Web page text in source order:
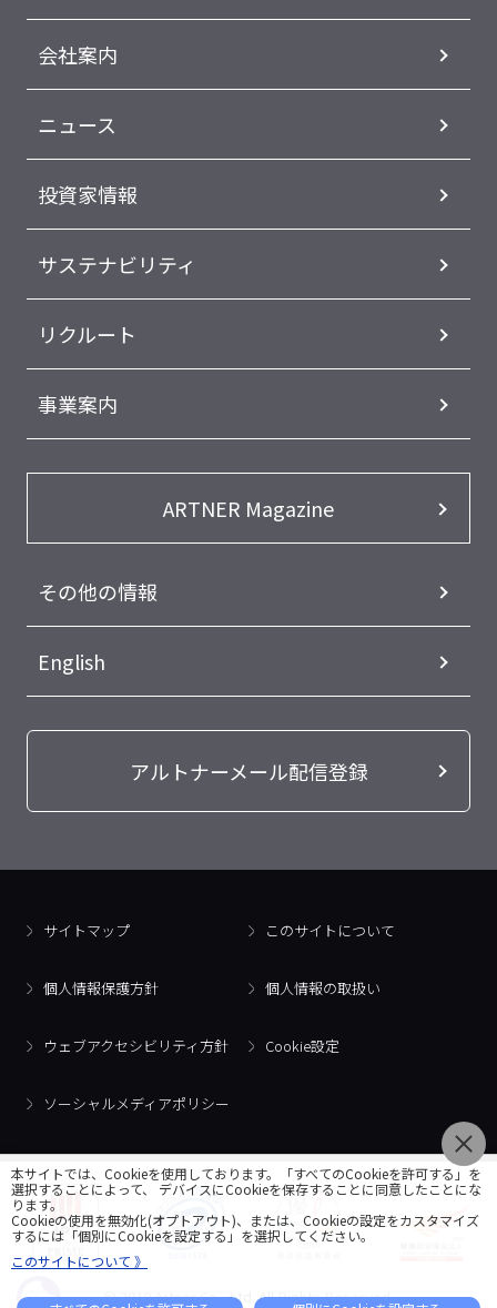
会社案内
ニュース
投資家情報
サステナビリティ
リクルート
事業案内
ARTNER Magazine
その他の情報
English
アルトナーメール配信登録
サイトマップ このサイトについて
個人情報保護方針 個人情報の取扱い
ウェブアクセシビリティ方針 Cookie設定
ソーシャルメディアポリシー
© 2018 Artner Co., Ltd. All Rights Reserved.
本サイトでは、Cookieを使用しております。「すべてのCookieを許可する」を
選択することによって、 デバイスにCookieを保存することに同意したことにな
ります。
Cookieの使用を無効化(オプトアウト)、または、Cookieの設定をカスタマイズ
するには「個別にCookieを設定する」を選択してください。
このサイトについて 》